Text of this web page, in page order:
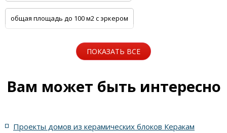
общая площадь до 100 м2 с эркером
общая площадь до 100 м2 с цоколем
С цоколем С гаражом 6 спален с котельной
ПОКАЗАТЬ ВСЕ
Вам может быть интересно
Проекты домов из керамических блоков Керакам